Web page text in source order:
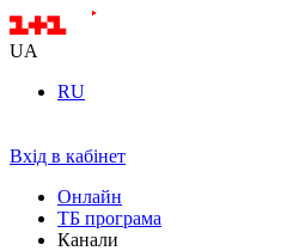
UA
RU
Вхід в кабінет
Онлайн
ТБ програма
Канали